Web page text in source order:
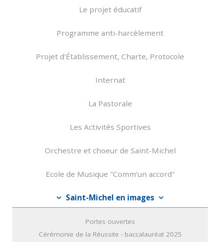
Le projet éducatif
Programme anti-harcèlement
Projet d'Établissement, Charte, Protocole
Internat
La Pastorale
Les Activités Sportives
Orchestre et choeur de Saint-Michel
Ecole de Musique "Comm'un accord"
Saint-Michel en images
Portes ouvertes
Cérémonie de la Réussite - baccalauréat 2025